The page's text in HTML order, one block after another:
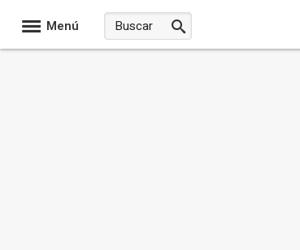
Menú